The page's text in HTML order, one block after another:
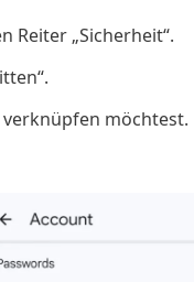
Reiter „Sicherheit“.
möchtest.